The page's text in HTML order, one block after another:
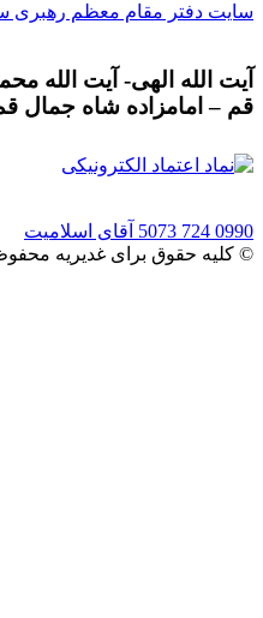
سایت دفتر مقام معظم رهبری
آیت الله الهی- آیت الله
قم – امامزاده شاه جمال
0990 724 5073
آقای اسلامیت
© کلیه حقوق برای غدیریه